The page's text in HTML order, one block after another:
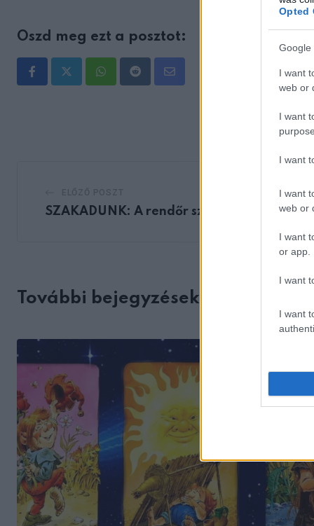
Opted
Google
I want
web or
I want
I want
I want
web or
I want
or app.
I want
I want
Oszd meg ezt a posztot:
WhatsappRedditShare
SZAKADUNK: A rendőr szakmát vált
További bejegyzések